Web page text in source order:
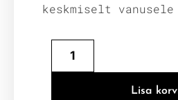
keskmiselt
Lisa